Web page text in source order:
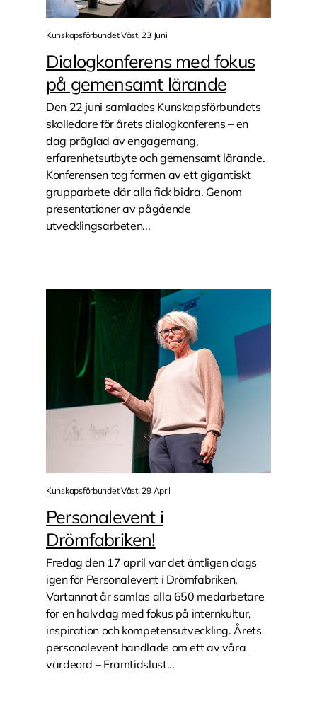
Kunskapsförbundet Väst, 23 Juni
Dialogkonferens med fokus
på gemensamt lärande
Den 22 juni samlades Kunskapsförbundets
skolledare för årets dialogkonferens – en
dag präglad av engagemang,
erfarenhetsutbyte och gemensamt lärande.
Konferensen tog formen av ett gigantiskt
grupparbete där alla fick bidra. Genom
presentationer av pågående
utvecklingsarbeten...
Kunskapsförbundet Väst, 29 April
Personalevent i
Drömfabriken!
Fredag den 17 april var det äntligen dags
igen för Personalevent i Drömfabriken.
Vartannat år samlas alla 650 medarbetare
för en halvdag med fokus på internkultur,
inspiration och kompetensutveckling. Årets
personalevent handlade om ett av våra
värdeord – Framtidslust...